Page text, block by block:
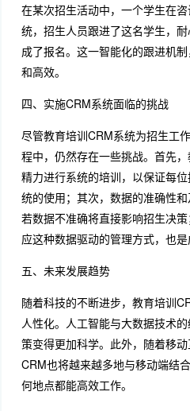
在某次招生活动中，一个学生在
统，招生人员跟进了这名学生，
成了报名。这一智能化的跟进机
和高效。
四、实施CRM系统面临的挑战
尽管教育培训CRM系统为招生工
程中，仍然存在一些挑战。首先
精力进行系统的培训，以保证每
统的使用；其次，数据的准确性和
若数据不准确将直接影响招生决
应这种数据驱动的管理方式，也是
五、未来发展趋势
随着科技的不断进步，教育培训
人性化。人工智能与大数据技术
策变得更加科学。此外，随着移
CRM也将越来越多地与移动端结
何地点都能高效工作。